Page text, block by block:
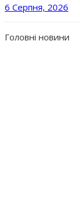
6 Серпня, 2026
Головні новини